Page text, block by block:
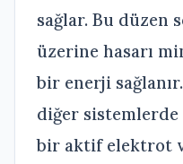
sağlar. Bu düzen
üzerine hasarı
bir enerji
diğer sistemlerde
bir aktif elektrot